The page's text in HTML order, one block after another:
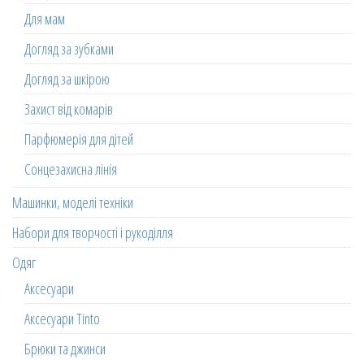
Для мам
Догляд за зубками
Догляд за шкірою
Захист від комарів
Парфюмерія для дітей
Сонцезахисна лінія
Машинки, моделі техніки
Набори для творчості і рукоділля
Одяг
Аксесуари
Аксесуари Tinto
Брюки та джинси